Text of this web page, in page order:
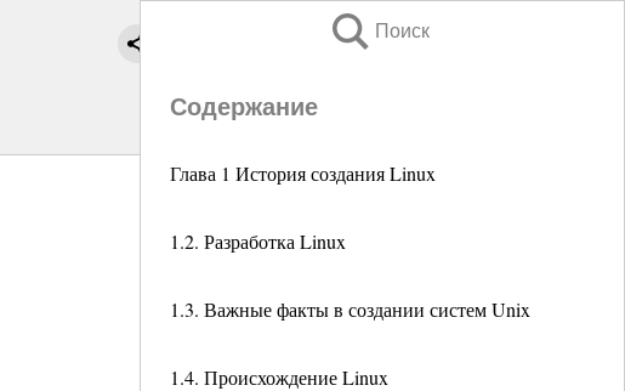
Поиск
Содержание
Глава 1 История создания Linux
1.2. Разработка Linux
1.3. Важные факты в создании систем Unix
1.4. Происхождение Linux